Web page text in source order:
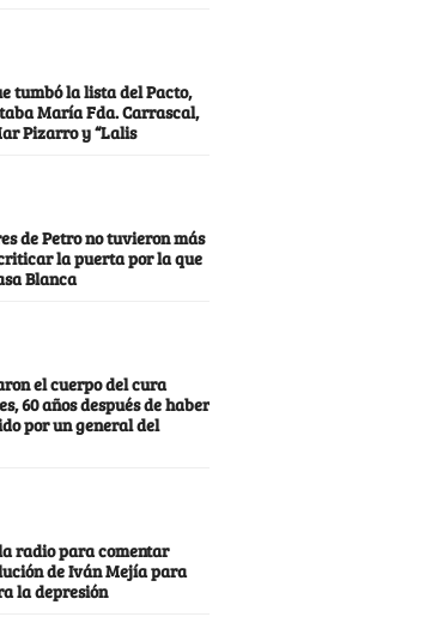
tumbó la lista del Pacto,
María Fda. Carrascal,
Pizarro y “Lalis
de Petro no tuvieron más
la puerta por la que
Blanca
el cuerpo del cura
60 años después de haber
por un general del
radio para comentar
de Iván Mejía para
la depresión